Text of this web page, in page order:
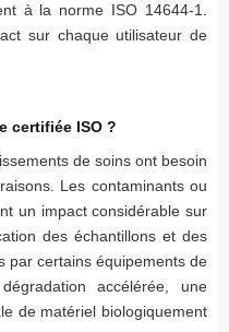
à la norme ISO 14644-1.
sur chaque utilisateur de
certifiée ISO ?
de soins ont besoin
Les contaminants ou
un impact considérable sur
des échantillons et des
par certains équipements de
accélérée, une
de matériel biologiquement